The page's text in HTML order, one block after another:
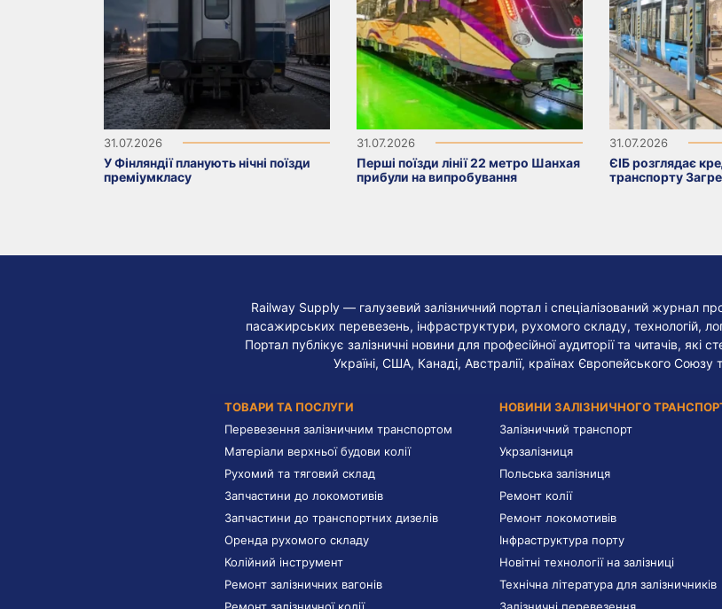
31.07.2026
У Фінляндії планують нічні поїзди
преміумкласу
31.07.2026
Перші поїзди лінії 22 метро Шанхая
прибули на випробування
31.07.2026
ЄІБ розглядає
транспорту
Railway Supply — галузевий залізничний портал і спеціалізований журнал
пасажирських перевезень, інфраструктури, рухомого складу, технологій,
Портал публікує залізничні новини для професійної аудиторії та читачів, які
Україні, США, Канаді, Австралії, країнах Європейського Союзу
ТОВАРИ ТА ПОСЛУГИ
Перевезення залізничним транспортом
Матеріали верхньої будови колії
Рухомий та тяговий склад
Запчастини до локомотивів
Запчастини до транспортних дизелів
Оренда рухомого складу
Колійний інструмент
Ремонт залізничних вагонів
НОВИНИ ЗАЛІЗНИЧНОГО
Залізничний транспорт
Укрзалізниця
Польська залізниця
Ремонт колії
Ремонт локомотивів
Інфраструктура порту
Новітні технології на залізниці
Технічна література для залізничників